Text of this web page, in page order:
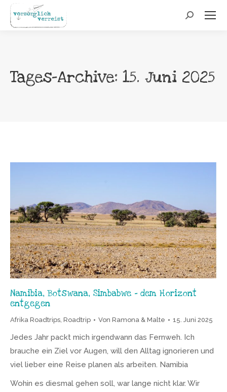
Search:
Tages-Archive: 15. Juni 2025
Namibia, Botswana, Simbabwe – dem Horizont
entgegen
Afrika Roadtrips, Roadtrip Von Ramona & Malte 15. Juni 2025
Jedes Jahr packt mich irgendwann das Fernweh. Ich
brauche ein Ziel vor Augen, will den Alltag ignorieren und
viel lieber eine Reise planen als arbeiten. Namibia
Wohin es diesmal gehen soll, war lange nicht klar. Wir